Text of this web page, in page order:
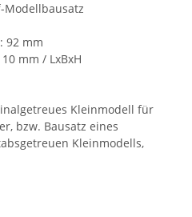
92 mm
10 mm / LxBxH
Kleinmodell für
bzw. Bausatz eines
Kleinmodells,